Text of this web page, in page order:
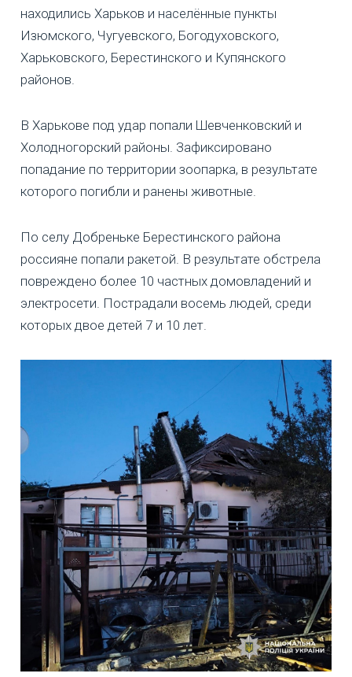
находились Харьков и населённые пункты
Изюмского, Чугуевского, Богодуховского,
Харьковского, Берестинского и Купянского
районов.
В Харькове под удар попали Шевченковский и
Холодногорский районы. Зафиксировано
попадание по территории зоопарка, в результате
которого погибли и ранены животные.
По селу Добреньке Берестинского района
россияне попали ракетой. В результате обстрела
повреждено более 10 частных домовладений и
электросети. Пострадали восемь людей, среди
которых двое детей 7 и 10 лет.